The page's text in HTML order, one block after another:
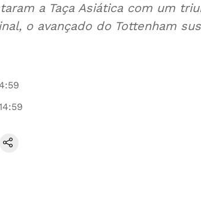
a Taça Asiática com um
o avançado do Tottenham